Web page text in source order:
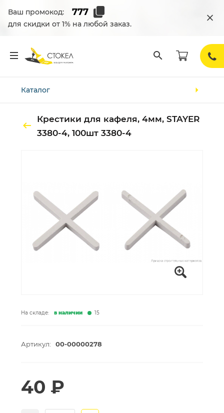
Ваш промокод:
для скидки от 1% на любой заказ.
Каталог
Крестики для кафеля, 4мм, STAYER
3380-4, 100шт 3380-4
На складе: в наличии 15
Артикул: 00-00000278
40 ₽